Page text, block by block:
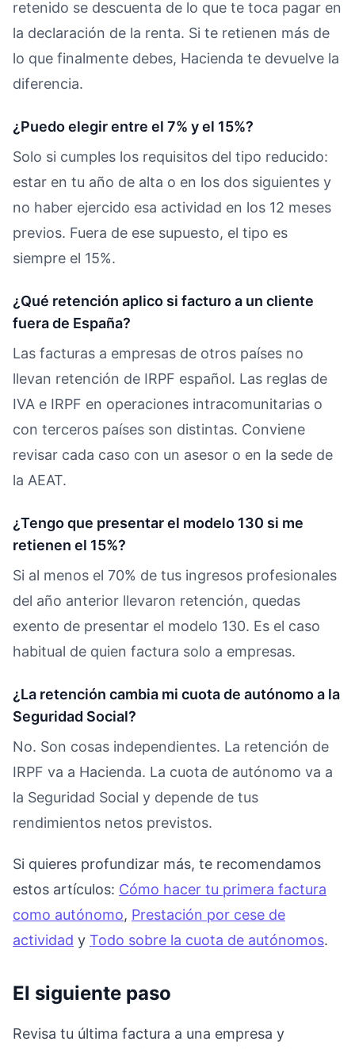
retenido se descuenta de lo que te toca pagar en
la declaración de la renta. Si te retienen más de
lo que finalmente debes, Hacienda te devuelve la
diferencia.
¿Puedo elegir entre el 7% y el 15%?
Solo si cumples los requisitos del tipo reducido:
estar en tu año de alta o en los dos siguientes y
no haber ejercido esa actividad en los 12 meses
previos. Fuera de ese supuesto, el tipo es
siempre el 15%.
¿Qué retención aplico si facturo a un cliente
fuera de España?
Las facturas a empresas de otros países no
llevan retención de IRPF español. Las reglas de
IVA e IRPF en operaciones intracomunitarias o
con terceros países son distintas. Conviene
revisar cada caso con un asesor o en la sede de
la AEAT.
¿Tengo que presentar el modelo 130 si me
retienen el 15%?
Si al menos el 70% de tus ingresos profesionales
del año anterior llevaron retención, quedas
exento de presentar el modelo 130. Es el caso
habitual de quien factura solo a empresas.
¿La retención cambia mi cuota de autónomo a la
Seguridad Social?
No. Son cosas independientes. La retención de
IRPF va a Hacienda. La cuota de autónomo va a
la Seguridad Social y depende de tus
rendimientos netos previstos.
Si quieres profundizar más, te recomendamos
estos artículos: Cómo hacer tu primera factura
como autónomo, Prestación por cese de
actividad y Todo sobre la cuota de autónomos.
El siguiente paso
Revisa tu última factura a una empresa y